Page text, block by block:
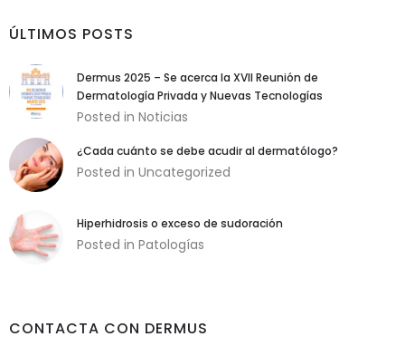
ÚLTIMOS POSTS
Dermus 2025 – Se acerca la XVII Reunión de
Dermatología Privada y Nuevas Tecnologías
Posted in Noticias
¿Cada cuánto se debe acudir al dermatólogo?
Posted in Uncategorized
Hiperhidrosis o exceso de sudoración
Posted in Patologías
CONTACTA CON DERMUS